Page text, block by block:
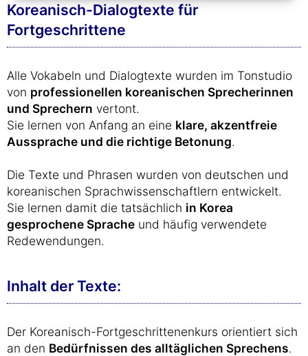
Koreanisch-Dialogtexte für
Fortgeschrittene
Alle Vokabeln und Dialogtexte wurden im Tonstudio
von professionellen koreanischen Sprecherinnen
und Sprechern vertont.
Sie lernen von Anfang an eine klare, akzentfreie
Aussprache und die richtige Betonung.
Die Texte und Phrasen wurden von deutschen und
koreanischen Sprachwissenschaftlern entwickelt.
Sie lernen damit die tatsächlich in Korea
gesprochene Sprache und häufig verwendete
Redewendungen.
Inhalt der Texte:
Der Koreanisch-Fortgeschrittenenkurs orientiert sich
an den Bedürfnissen des alltäglichen Sprechens.